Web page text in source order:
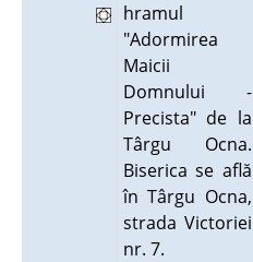
hramul
"Adormirea
Maicii
Domnului -
Precista" de la
Târgu Ocna.
Biserica se află
în Târgu Ocna,
strada Victoriei
nr. 7.